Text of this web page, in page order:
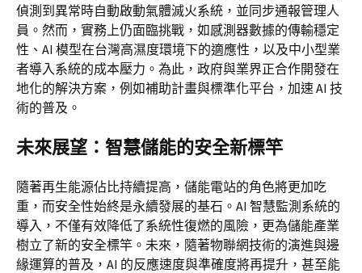
偵測到異常時自動啟動氣體滅火系統，並同步通報管理人
員。然而，實務上仍面臨挑戰，如感測器數據的傳輸穩定
性、AI 模型在台灣高濕度環境下的適應性，以及中小型業
者導入系統的成本壓力。為此，政府與業界正合作開發在
地化的解決方案，例如補助計畫與標準化平台，加速 AI 技
術的普及。
未來展望：智慧儲能的安全新標竿
隨著再生能源佔比持續提高，儲能電站的角色將更加吃
重，而安全性始終是永續發展的基石。AI 智慧監測系統的
導入，不僅有效降低了系統性復燃的風險，更為儲能產業
樹立了新的安全標竿。未來，隨著物聯網技術的演進與邊
緣運算的普及，AI 的反應速度與準確度將再提升，甚至能